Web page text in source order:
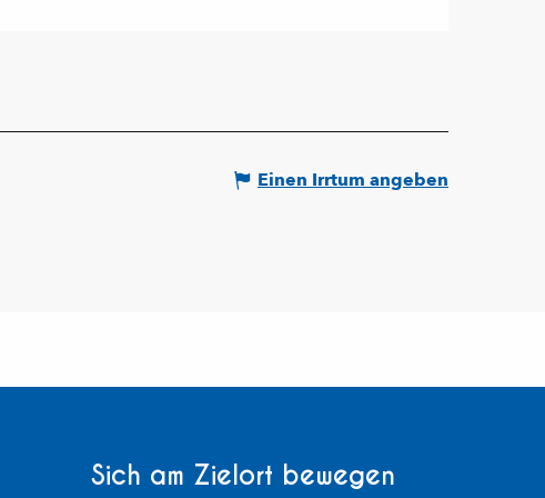
Einen Irrtum angeben
Sich am Zielort bewegen